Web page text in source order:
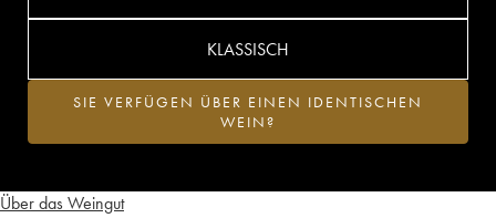
Über das Weingut
KLASSISCH
SIE VERFÜGEN ÜBER EINEN IDENTISCHEN
WEIN?